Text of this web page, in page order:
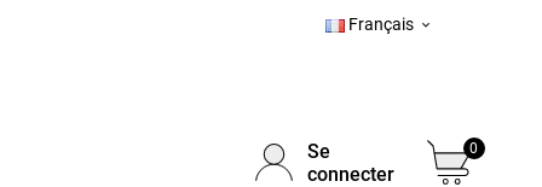
Français 
Se
connecter
0